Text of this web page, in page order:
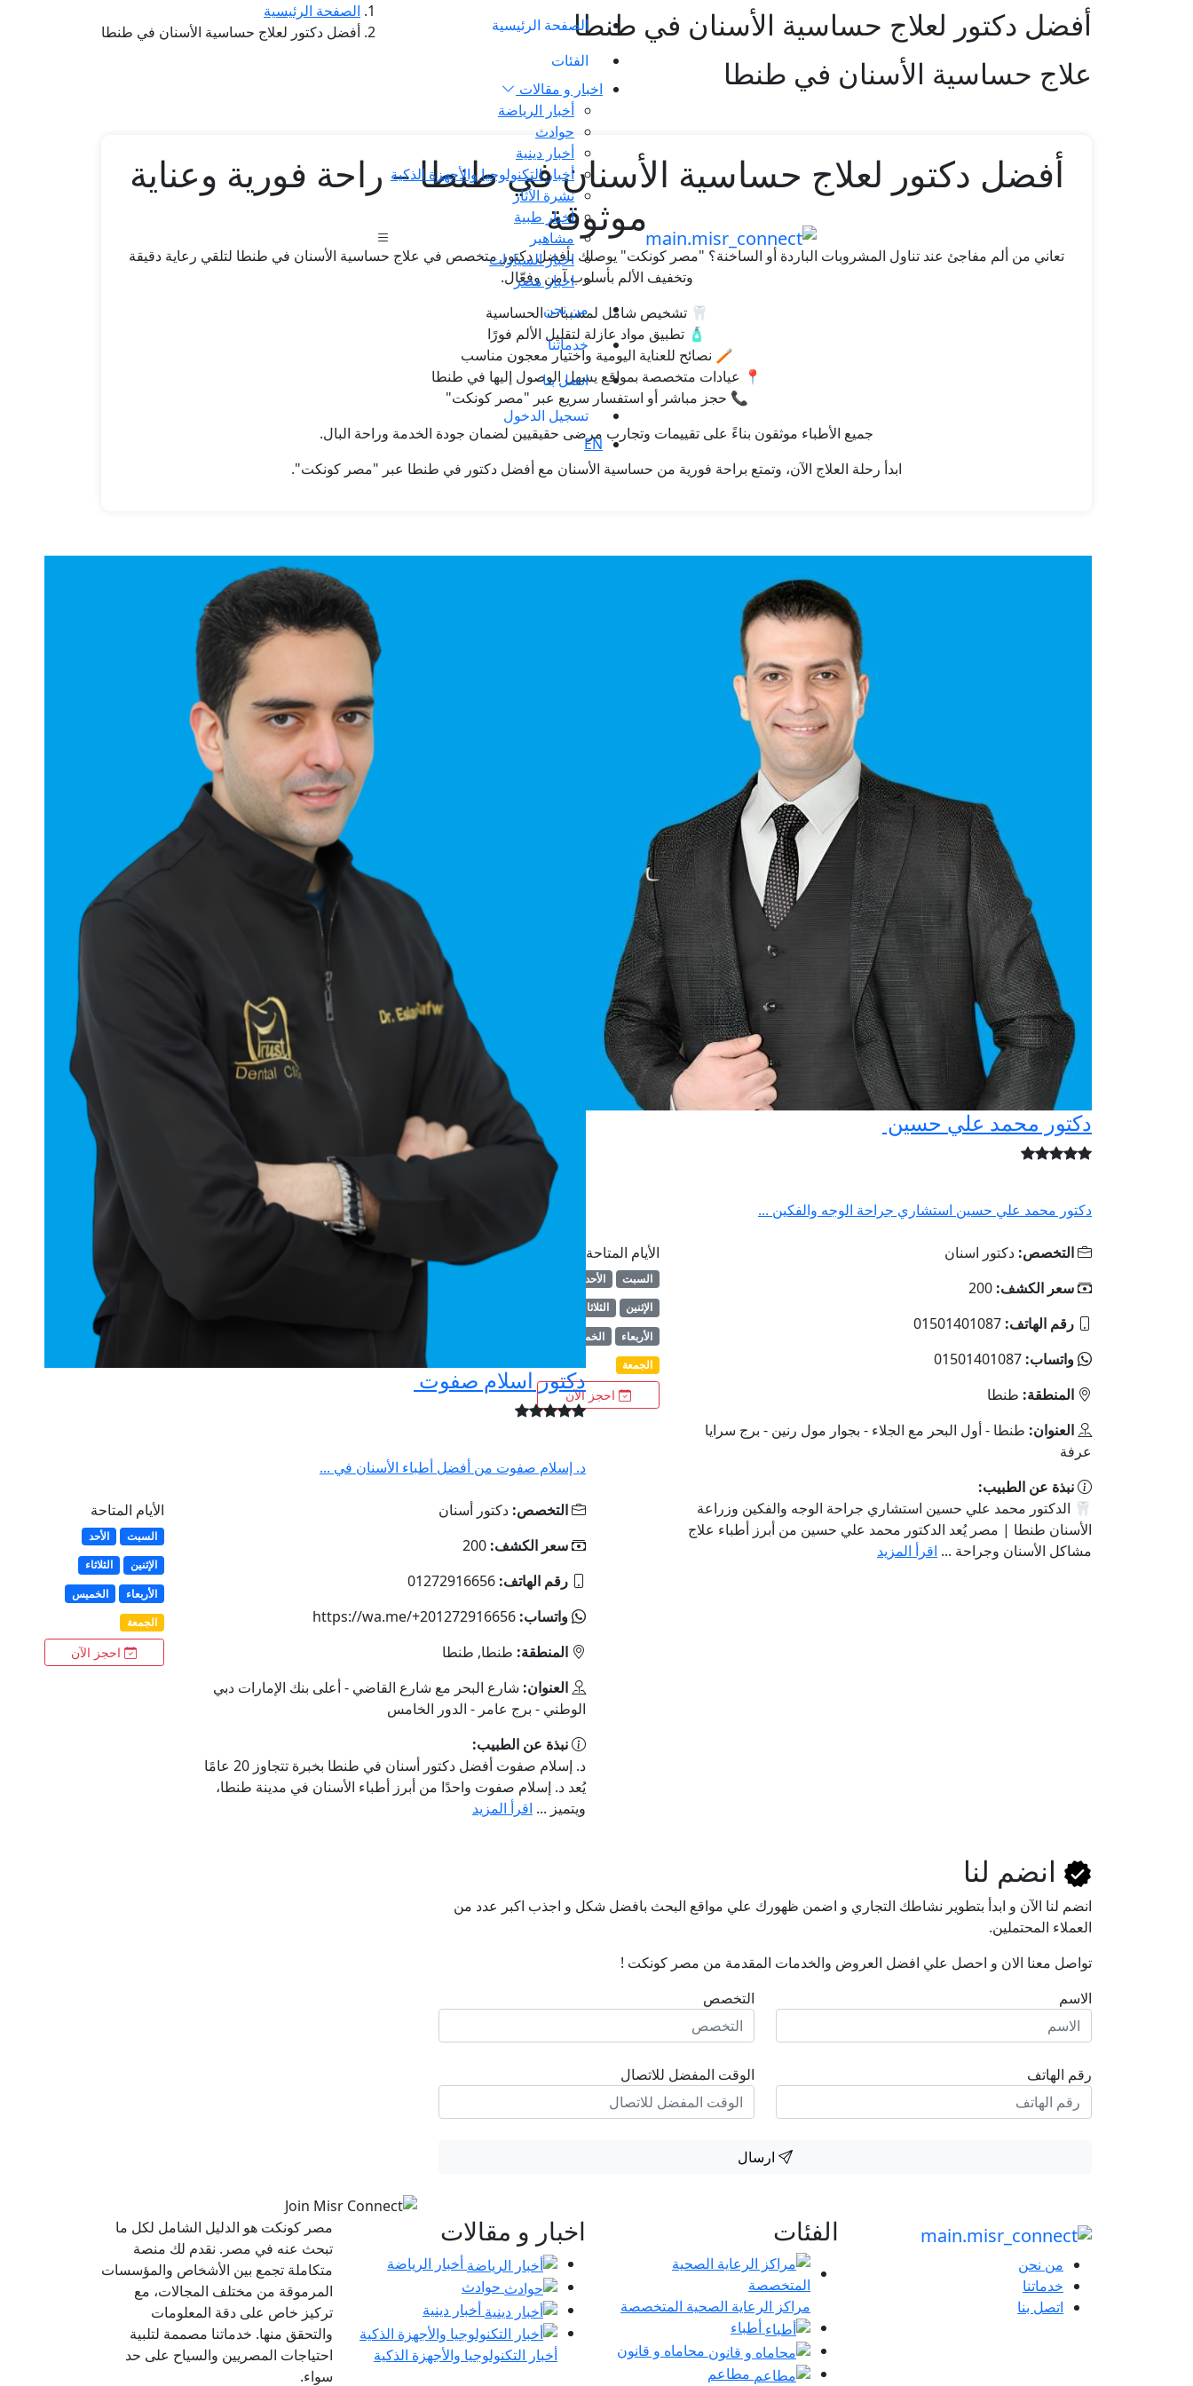
الصفحة الرئيسية
الفئات
اخبار و مقالات
أخبار الرياضة
حوادث
أخبار دينية
أخبار التكنولوجيا والأجهزة الذكية
نشرة الآثار
اخبار طبية
مشاهير
اخبار السيارات
اخبار مصر
من نحن
خدماتنا
اتصل بنا
تسجيل الدخول
EN
أفضل دكتور لعلاج حساسية الأسنان في طنطا
الصفحة الرئيسية
أفضل دكتور لعلاج حساسية الأسنان في طنطا
علاج حساسية الأسنان في طنطا
أفضل دكتور لعلاج حساسية الأسنان في طنطا – راحة فورية وعناية
موثوقة
تعاني من ألم مفاجئ عند تناول المشروبات الباردة أو الساخنة؟ "مصر كونكت" يوصلك بأفضل دكتور متخصص في علاج حساسية الأسنان في طنطا لتلقي رعاية دقيقة
وتخفيف الألم بأسلوب آمن وفعّال.
🦷 تشخيص شامل لمسببات الحساسية
🧴 تطبيق مواد عازلة لتقليل الألم فورًا
🪥 نصائح للعناية اليومية واختيار معجون مناسب
📍 عيادات متخصصة بمواقع يسهل الوصول إليها في طنطا
📞 حجز مباشر أو استفسار سريع عبر "مصر كونكت"
جميع الأطباء موثقون بناءً على تقييمات وتجارب مرضى حقيقيين لضمان جودة الخدمة وراحة البال.
ابدأ رحلة العلاج الآن، وتمتع براحة فورية من حساسية الأسنان مع أفضل دكتور في طنطا عبر "مصر كونكت".
دكتور محمد علي حسين
دكتور محمد علي حسين استشاري جراحة الوجه والفكين ...
التخصص: دكتور اسنان
سعر الكشف: 200
رقم الهاتف: 01501401087
واتساب: 01501401087
المنطقة: طنطا
العنوان: طنطا - أول البحر مع الجلاء - بجوار مول رنين - برج سرايا
عرفة
نبذة عن الطبيب:
🦷 الدكتور محمد علي حسين استشاري جراحة الوجه والفكين وزراعة
الأسنان طنطا | مصر يُعد الدكتور محمد علي حسين من أبرز أطباء علاج
مشاكل الأسنان وجراحة ... اقرأ المزيد
الأيام المتاحة
السبت
الأحد
الإثنين
الثلاثاء
الأربعاء
الخميس
الجمعة
احجز الآن
دكتور اسلام صفوت
د. إسلام صفوت من أفضل أطباء الأسنان في ...
التخصص: دكتور أسنان
سعر الكشف: 200
رقم الهاتف: 01272916656
واتساب: https://wa.me/+201272916656
المنطقة: طنطا, طنطا
العنوان: شارع البحر مع شارع القاضي - أعلى بنك الإمارات دبي
الوطني - برج عامر - الدور الخامس
نبذة عن الطبيب:
د. إسلام صفوت أفضل دكتور أسنان في طنطا بخبرة تتجاوز 20 عامًا
يُعد د. إسلام صفوت واحدًا من أبرز أطباء الأسنان في مدينة طنطا،
ويتميز ... اقرأ المزيد
الأيام المتاحة
السبت
الأحد
الإثنين
الثلاثاء
الأربعاء
الخميس
الجمعة
احجز الآن
انضم لنا
انضم لنا اﻵن و ابدأ بتطوير نشاطك التجاري و اضمن ظهورك علي مواقع البحث بافضل شكل و اجذب اكبر عدد من
العملاء المحتملين.
تواصل معنا الان و احصل علي افضل العروض والخدمات المقدمة من مصر كونكت !
الاسم
رقم الهاتف
التخصص
الوقت المفضل للاتصال
ارسال
من نحن
خدماتنا
اتصل بنا
الفئات
مراكز الرعاية الصحية المتخصصة
أطباء
محاماه و قانون
مطاعم
اخبار و مقالات
أخبار الرياضة
حوادث
أخبار دينية
أخبار التكنولوجيا والأجهزة الذكية
مصر كونكت هو الدليل الشامل لكل ما
تبحث عنه في مصر. نقدم لك منصة
متكاملة تجمع بين الأشخاص والمؤسسات
المرموقة من مختلف المجالات، مع
تركيز خاص على دقة المعلومات
والتحقق منها. خدماتنا مصممة لتلبية
احتياجات المصريين والسياح على حد
سواء.